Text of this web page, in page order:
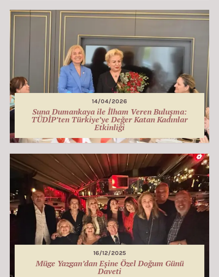
14/04/2026
Suna Dumankaya ile İlham Veren Buluşma:
TÜDİP’ten Türkiye’ye Değer Katan Kadınlar
Etkinliği
16/12/2025
Müge Yazgan’dan Eşine Özel Doğum Günü
Daveti